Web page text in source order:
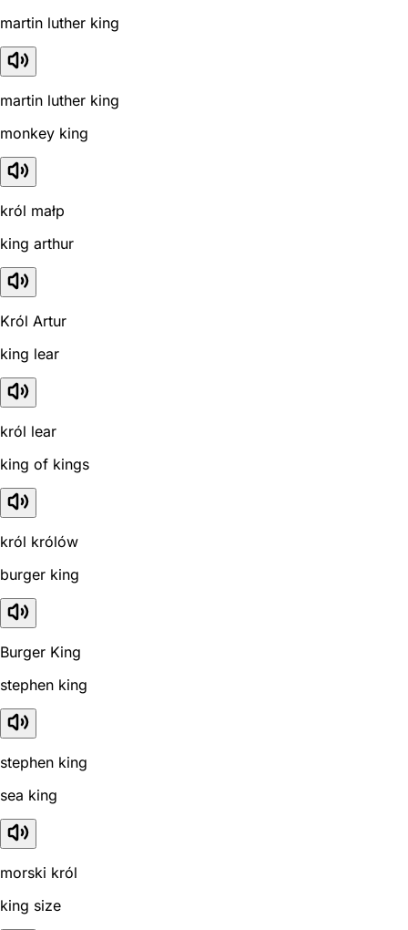
martin luther king
martin luther king
monkey king
król małp
king arthur
Król Artur
king lear
król lear
king of kings
król królów
burger king
Burger King
stephen king
stephen king
sea king
morski król
king size